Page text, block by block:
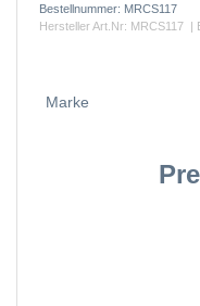
Bestellnummer: MRCS117
Hersteller Art.Nr: MRCS117 |
Marke